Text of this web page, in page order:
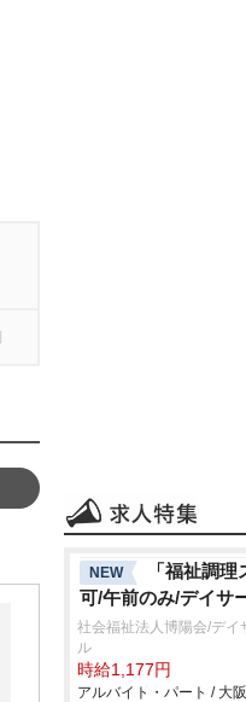
NEW
「福祉調
可/午前のみ/デイサ
社会福祉法人博陽会/デイ
ル
時給1,177円
アルバイト・パート / 大